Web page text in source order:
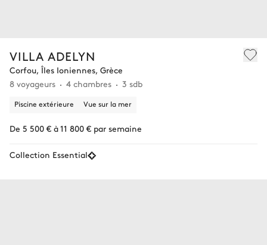
VILLA ADELYN
Corfou, Îles Ioniennes, Grèce
8 voyageurs
4 chambres 3 sdb
Piscine extérieure Vue sur la mer
De 5 500 € à 11 800 € par semaine
Collection Essential